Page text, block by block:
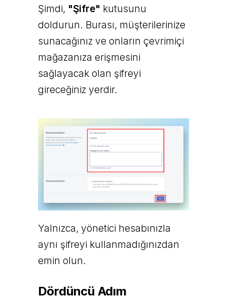
Şimdi, "Şifre" kutusunu
doldurun. Burası, müşterilerinize
sunacağınız ve onların çevrimiçi
mağazanıza erişmesini
sağlayacak olan şifreyi
gireceğiniz yerdir.
Yalnızca, yönetici hesabınızla
aynı şifreyi kullanmadığınızdan
emin olun.
Dördüncü Adım